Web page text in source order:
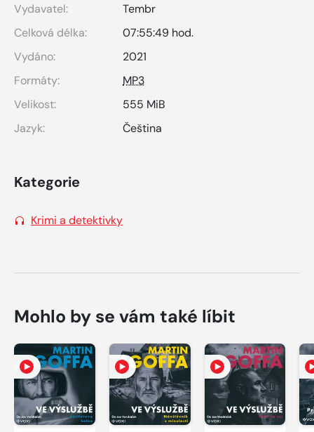
Vydavatel:
Tembr
Celková délka:
07:55:49 hod.
Vydáno:
2021
Formáty:
MP3
Velikost:
555 MiB
Jazyk:
Čeština
Kategorie
Krimi a detektivky
Mohlo by se vám také líbit